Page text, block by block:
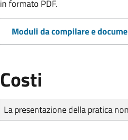
in formato PDF.
Moduli da compilare e
Costi
Tipo di pagamento
Importo
La presentazione della pratica